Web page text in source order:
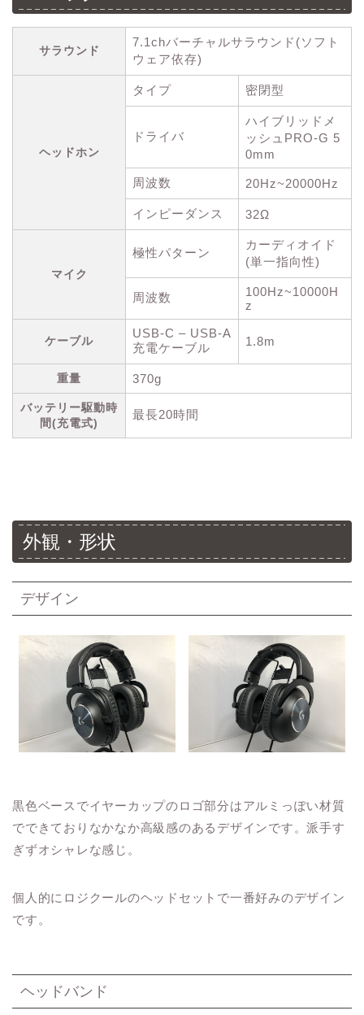
サラウンド
7.1chバーチャルサラウンド(ソフト
ウェア依存)
ヘッドホン
タイプ 密閉型
ドライバ
ハイブリッドメ
ッシュPRO-G 5
0mm
周波数 20Hz~20000Hz
インピーダンス 32Ω
マイク
極性パターン
カーディオイド
(単一指向性)
周波数
100Hz~10000H
z
ケーブル
USB-C – USB-A
充電ケーブル
1.8m
重量 370g
バッテリー駆動時
間(充電式)
最長20時間
外観・形状
デザイン
黒色ベースでイヤーカップのロゴ部分はアルミっぽい材質
でできておりなかなか高級感のあるデザインです。派手す
ぎずオシャレな感じ。
個人的にロジクールのヘッドセットで一番好みのデザイン
です。
ヘッドバンド